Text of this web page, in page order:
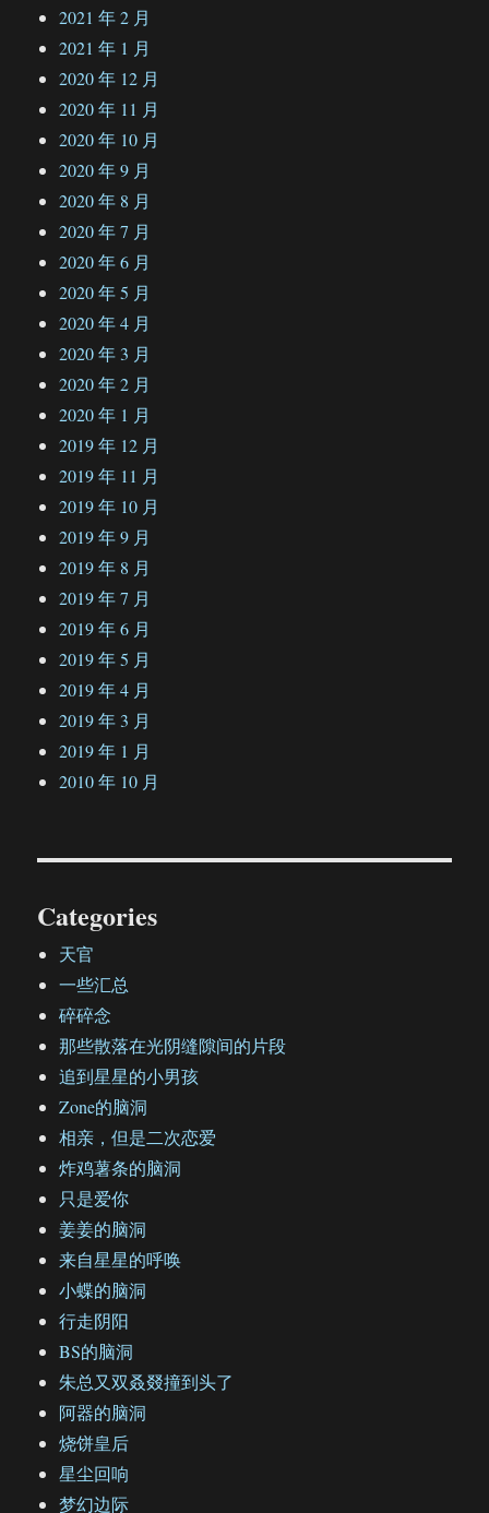
2021 年 2 月
2021 年 1 月
2020 年 12 月
2020 年 11 月
2020 年 10 月
2020 年 9 月
2020 年 8 月
2020 年 7 月
2020 年 6 月
2020 年 5 月
2020 年 4 月
2020 年 3 月
2020 年 2 月
2020 年 1 月
2019 年 12 月
2019 年 11 月
2019 年 10 月
2019 年 9 月
2019 年 8 月
2019 年 7 月
2019 年 6 月
2019 年 5 月
2019 年 4 月
2019 年 3 月
2019 年 1 月
2010 年 10 月
Categories
天官
一些汇总
碎碎念
那些散落在光阴缝隙间的片段
追到星星的小男孩
Zone的脑洞
相亲，但是二次恋爱
炸鸡薯条的脑洞
只是爱你
姜姜的脑洞
来自星星的呼唤
小蝶的脑洞
行走阴阳
BS的脑洞
朱总又双叒叕撞到头了
阿器的脑洞
烧饼皇后
星尘回响
梦幻边际